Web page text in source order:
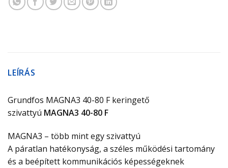
LEÍRÁS
Grundfos MAGNA3 40-80 F keringető
szivattyú MAGNA3 40-80 F
MAGNA3 – több mint egy szivattyú
A páratlan hatékonyság, a széles működési tartomány
és a beépített kommunikációs képességeknek